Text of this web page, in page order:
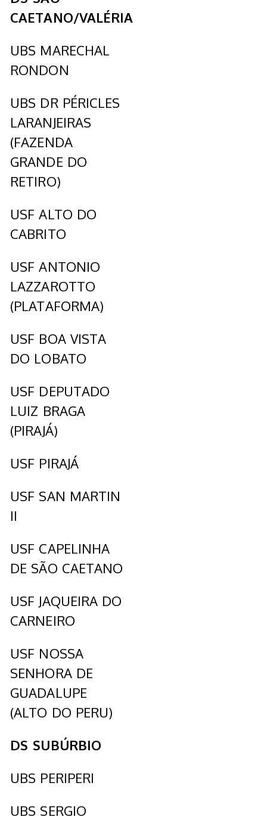
CAETANO/VALÉRIA
UBS MARECHAL
RONDON
UBS DR PÉRICLES
LARANJEIRAS
(FAZENDA
GRANDE DO
RETIRO)
USF ALTO DO
CABRITO
USF ANTONIO
LAZZAROTTO
(PLATAFORMA)
USF BOA VISTA
DO LOBATO
USF DEPUTADO
LUIZ BRAGA
(PIRAJÁ)
USF PIRAJÁ
USF SAN MARTIN
II
USF CAPELINHA
DE SÃO CAETANO
USF JAQUEIRA DO
CARNEIRO
USF NOSSA
SENHORA DE
GUADALUPE
(ALTO DO PERU)
DS SUBÚRBIO
UBS PERIPERI
UBS SERGIO